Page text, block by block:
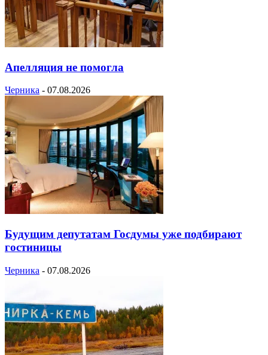
Апелляция не помогла
Черника - 07.08.2026
Будущим депутатам Госдумы уже подбирают
гостиницы
Черника - 07.08.2026